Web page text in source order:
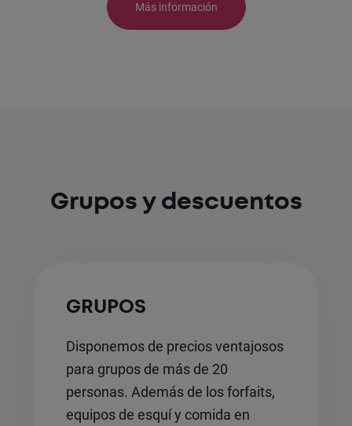
Más información
Grupos y descuentos
GRUPOS
Disponemos de precios ventajosos
para grupos de más de 20
personas. Además de los forfaits,
equipos de esquí y comida en